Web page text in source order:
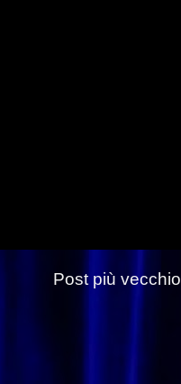
Post più vecchio